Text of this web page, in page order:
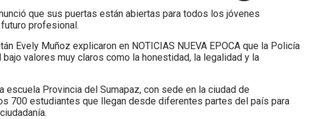
que sus puertas están abiertas para todos los jóvenes
profesional.
Evely Muñoz explicaron en NOTICIAS NUEVA EPOCA que la Policía
valores muy claros como la honestidad, la legalidad y la
escuela Provincia del Sumapaz, con sede en la ciudad de
700 estudiantes que llegan desde diferentes partes del país para